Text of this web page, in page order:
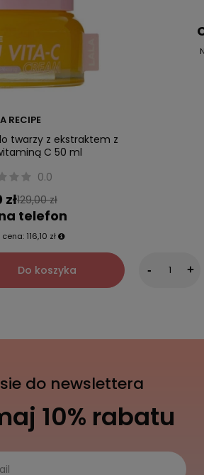
RECIPE
twarzy z ekstraktem z
C 50 ml
0.0
zł129,00 zł
telefon
cena: 116,10 zł
Do koszyka - +
do newslettera
10% rabatu